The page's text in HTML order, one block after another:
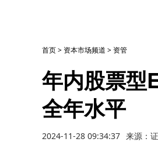
首页> 资本市场频道 > 资管
年内股票型
全年水平
2024-11-28 09:34:37 来源：